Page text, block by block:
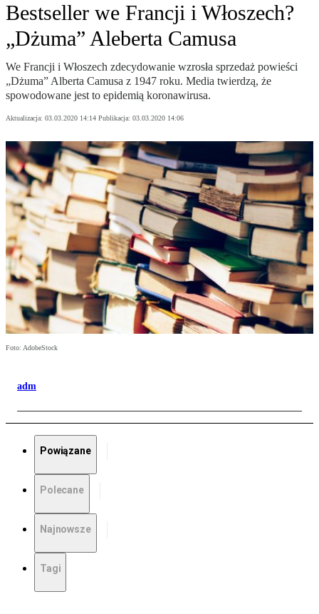
Bestseller we Francji i Włoszech?
„Dżuma” Aleberta Camusa
We Francji i Włoszech zdecydowanie wzrosła sprzedaż powieści
„Dżuma” Alberta Camusa z 1947 roku. Media twierdzą, że
spowodowane jest to epidemią koronawirusa.
Aktualizacja: 03.03.2020 14:14 Publikacja: 03.03.2020 14:06
Foto: AdobeStock
adm
Powiązane
Polecane
Najnowsze
Tagi